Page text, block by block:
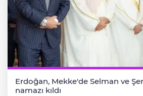
Erdoğan, Mekke'de Selman ve
namazı kıldı